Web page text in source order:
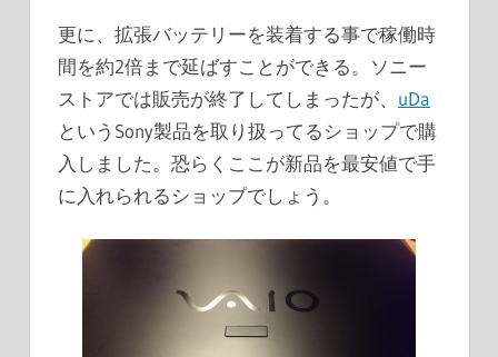
更に、拡張バッテリーを装着する事で稼働時
間を約2倍まで延ばすことができる。ソニー
ストアでは販売が終了してしまったが、 uDa
というSony製品を取り扱ってるショップで購
入しました。恐らくここが新品を最安値で手
に入れられるショップでしょう。